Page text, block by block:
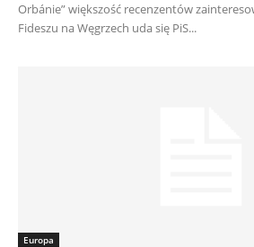
Orbánie” większość recenzentów
Fideszu na Węgrzech uda się PiS...
Europa